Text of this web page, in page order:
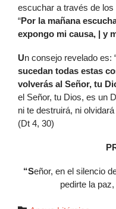
escuchar a través de
“Por la mañana
expongo mi causa, | y
Un consejo revelado es:
sucedan todas estas
volverás al Señor, tu
el Señor, tu Dios, es un
ni te destruirá, ni
(Dt 4, 30)
“Señor, en el silencio
pedirte la